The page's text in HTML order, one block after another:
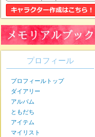
プロフィール
プロフィールトップ
ダイアリー
アルバム
ともだち
アイテム
マイリスト